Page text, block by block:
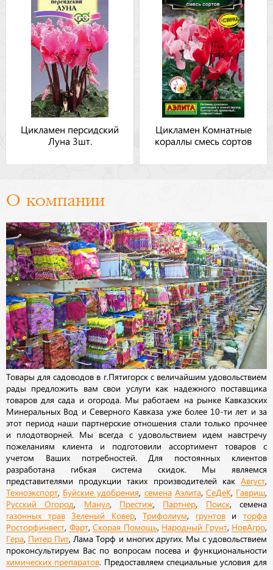
Цикламен персидский
Луна 3шт.
Цикламен Комнатные
кораллы смесь сортов
О компании
Товары для садоводов в г.Пятигорск с величайшим удовольствием
рады предложить вам свои услуги как надежного поставщика
товаров для сада и огорода. Мы работаем на рынке Кавказских
Минеральных Вод и Северного Кавказа уже более 10-ти лет и за
этот период наши партнерские отношения стали только прочнее
и плодотворней. Мы всегда с удовольствием идем навстречу
пожеланиям клиента и подготовили ассортимент товаров с
учетом Ваших потребностей. Для постоянных клиентов
разработана гибкая система скидок. Мы являемся
представителями продукции таких производителей как Август
Техноэкспорт Буйские удобрения семена Аэлита, СеДеК Гавриш
Русский Огород Манул, Престиж Партнер Поиск, семена
газонных трав Зеленый Ковер,Трифолиум грунтовиторфа
Росторфинвест Фарт, Скорая Помощь Народный Грунт, НовАгро
Гера Питер Пит , Лама Торф и многих других. Мы с удовольствием
проконсультируем Вас по вопросам посева и функциональности
химических препаратов. Предоставляем специальные условия для